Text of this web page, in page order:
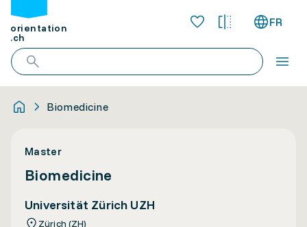
orientation
.ch
FR
Biomedicine
Master
Biomedicine
Universität Zürich UZH
Zürich (ZH)